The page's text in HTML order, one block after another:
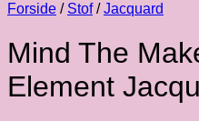
Forside / Stof / Jacquard
Mind The
Element